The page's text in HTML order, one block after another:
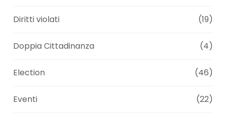
Diritti violati (19)
Doppia Cittadinanza (4)
Election (46)
Eventi (22)